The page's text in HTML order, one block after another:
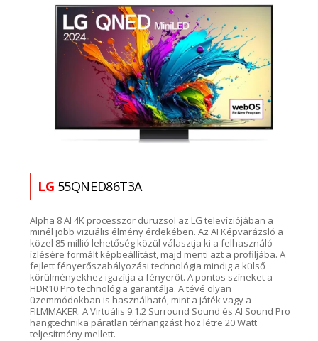
LG 55QNED86T3A
Alpha 8 AI 4K processzor duruzsol az LG televíziójában a
minél jobb vizuális élmény érdekében. Az AI Képvarázsló a
közel 85 millió lehetőség közül választja ki a felhasználó
ízlésére formált képbeállítást, majd menti azt a profiljába. A
fejlett fényerőszabályozási technológia mindig a külső
körülményekhez igazítja a fényerőt. A pontos színeket a
HDR10 Protechnológia garantálja. A tévé olyan
üzemmódokban is használható, mint a játék vagy a
FILMMAKER.A Virtuális 9.1.2 Surround Sound és AI Sound Pro
hangtechnika páratlan térhangzást hoz létre 20 Watt
teljesítmény mellett.